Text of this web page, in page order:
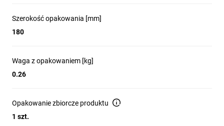
Szerokość opakowania [mm]
180
Waga z opakowaniem [kg]
0.26
Opakowanie zbiorcze produktu
1 szt.